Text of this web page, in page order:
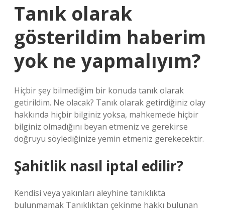
Tanık olarak
gösterildim haberim
yok ne yapmalıyım?
Hiçbir şey bilmediğim bir konuda tanık olarak
getirildim. Ne olacak? Tanık olarak getirdiğiniz olay
hakkında hiçbir bilginiz yoksa, mahkemede hiçbir
bilginiz olmadığını beyan etmeniz ve gerekirse
doğruyu söylediğinize yemin etmeniz gerekecektir.
Şahitlik nasıl iptal edilir?
Kendisi veya yakınları aleyhine tanıklıkta
bulunmamak Tanıklıktan çekinme hakkı bulunan